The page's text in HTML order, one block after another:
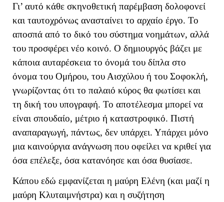
Γι’ αυτό κάθε σκηνοθετική παρέμβαση δολοφονεί
και ταυτοχρόνως ανασταίνει το αρχαίο έργο. Το
αποσπά από το δικό του σύστημα νοημάτων, αλλά
του προσφέρει νέο κοινό. Ο δημιουργός βάζει με
κάποια αυταρέσκεια το όνομά του δίπλα στο
όνομα του Ομήρου, του Αισχύλου ή του Σοφοκλή,
γνωρίζοντας ότι το παλαιό κύρος θα φωτίσει και
τη δική του υπογραφή. Το αποτέλεσμα μπορεί να
είναι σπουδαίο, μέτριο ή καταστροφικό. Πιστή
αναπαραγωγή, πάντως, δεν υπάρχει. Υπάρχει μόνο
μια καινούργια ανάγνωση που οφείλει να κριθεί για
όσα επέλεξε, όσα κατανόησε και όσα θυσίασε.
Κάπου εδώ εμφανίζεται η μαύρη Ελένη (και μαζί η
μαύρη Κλυταιμνήστρα) και η συζήτηση